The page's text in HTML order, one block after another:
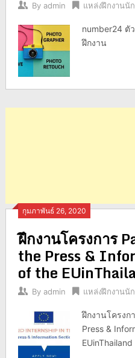
By admin แหล่งฝึกงานนั
number24 ตั
ฝึกงาน
กุมภาพันธ์ 26, 2020
ฝึกงานโครงการ
the Press &
of the
By admin แหล่งฝึกงานนั
ฝึกงานโครงก
Press &
EUinThailand